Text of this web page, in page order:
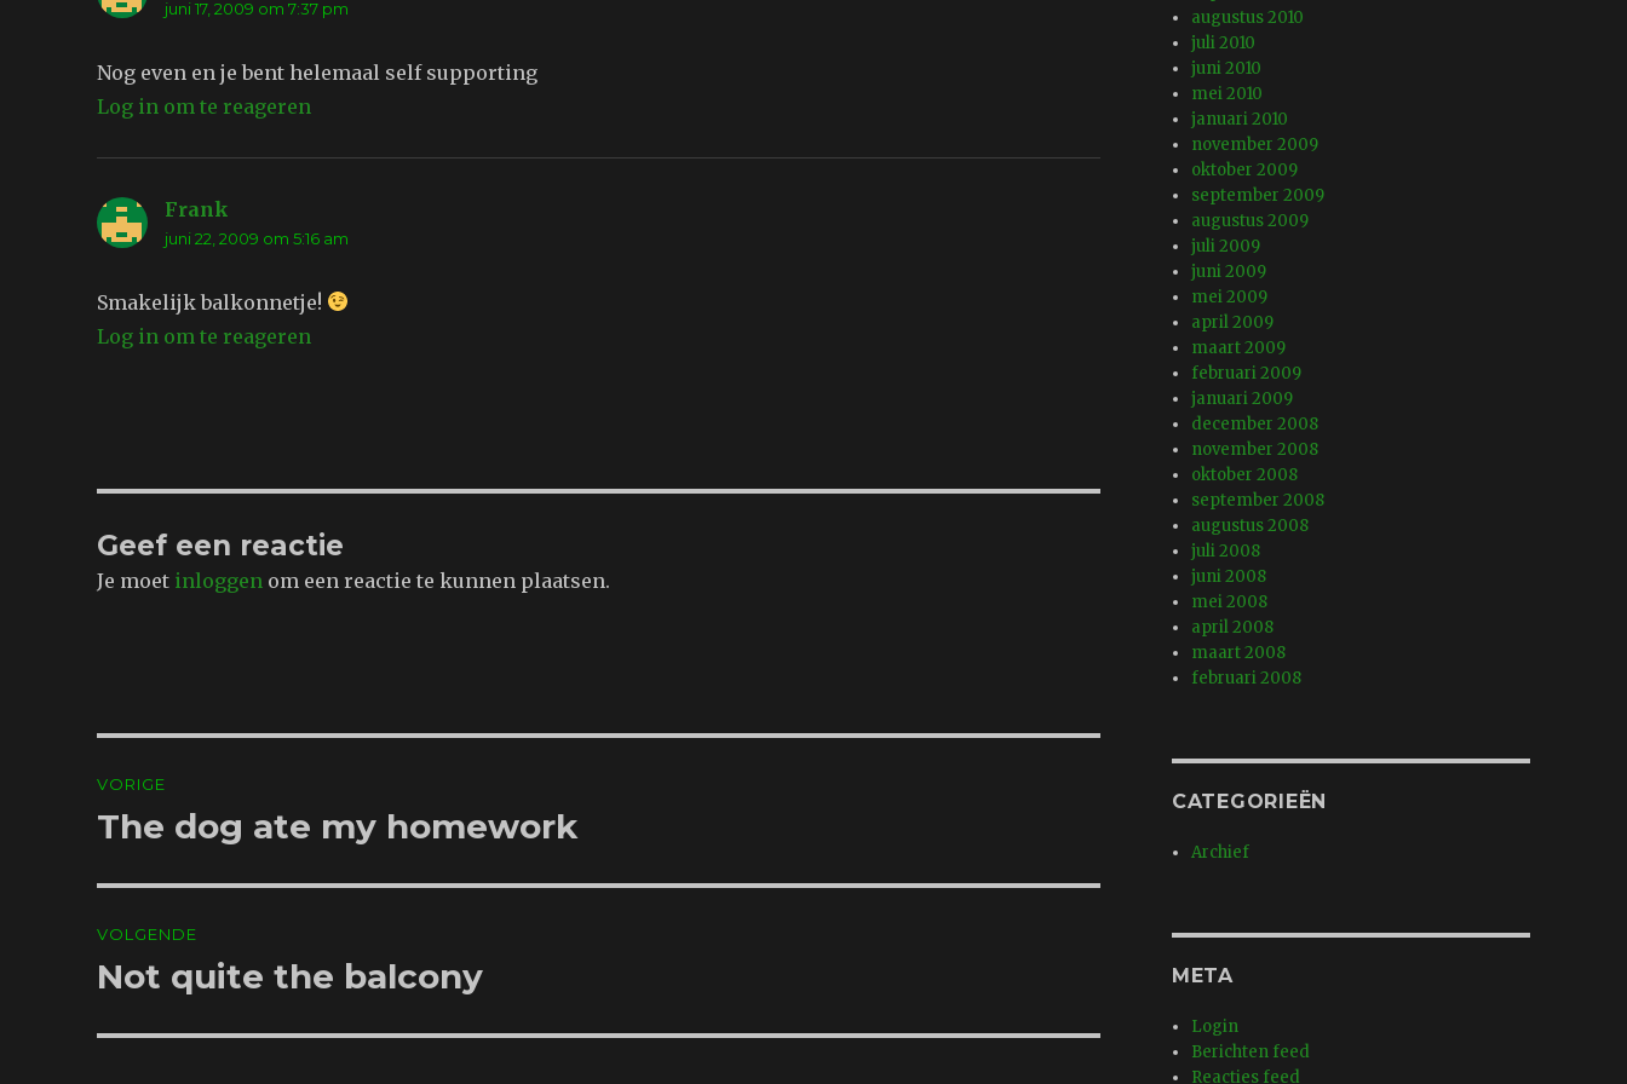
juni 17, 2009 om 7:37 pm
Nog even en je bent helemaal self supporting
Log in om te reageren
Frank
juni 22, 2009 om 5:16 am
Smakelijk balkonnetje!
Log in om te reageren
Geef een reactie
Je moet inloggen om een reactie te kunnen plaatsen.
navigatie
VORIGE
Vorig
The dog ate my homework
VOLGENDE
Volgend
Not quite the balcony
augustus 2010
juli 2010
juni 2010
mei 2010
januari 2010
november 2009
oktober 2009
september 2009
augustus 2009
juli 2009
juni 2009
mei 2009
april 2009
maart 2009
februari 2009
januari 2009
december 2008
november 2008
oktober 2008
september 2008
augustus 2008
juli 2008
juni 2008
mei 2008
april 2008
maart 2008
februari 2008
CATEGORIEËN
Archief
META
Login
Berichten feed
Reacties feed